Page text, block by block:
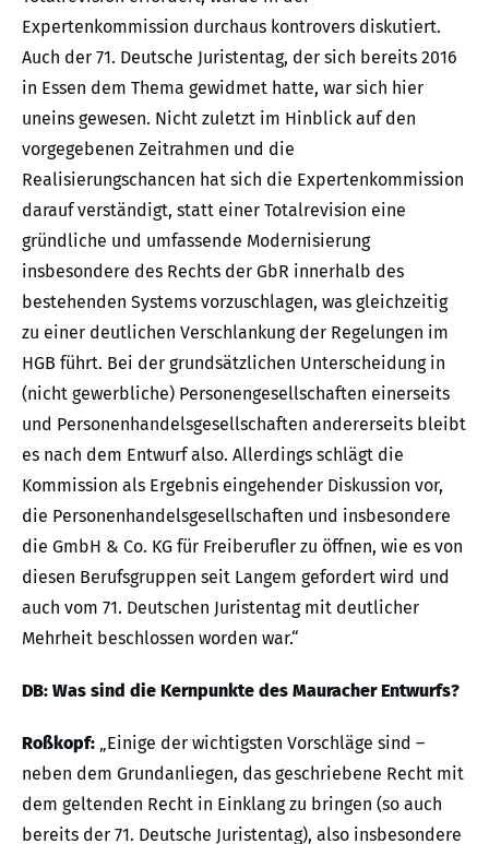
Expertenkommission durchaus kontrovers diskutiert.
Auch der 71. Deutsche Juristentag, der sich bereits 2016
in Essen dem Thema gewidmet hatte, war sich hier
uneins gewesen. Nicht zuletzt im Hinblick auf den
vorgegebenen Zeitrahmen und die
Realisierungschancen hat sich die Expertenkommission
darauf verständigt, statt einer Totalrevision eine
gründliche und umfassende Modernisierung
insbesondere des Rechts der GbR innerhalb des
bestehenden Systems vorzuschlagen, was gleichzeitig
zu einer deutlichen Verschlankung der Regelungen im
HGB führt. Bei der grundsätzlichen Unterscheidung in
(nicht gewerbliche) Personengesellschaften einerseits
und Personenhandelsgesellschaften andererseits bleibt
es nach dem Entwurf also. Allerdings schlägt die
Kommission als Ergebnis eingehender Diskussion vor,
die Personenhandelsgesellschaften und insbesondere
die GmbH & Co. KG für Freiberufler zu öffnen, wie es von
diesen Berufsgruppen seit Langem gefordert wird und
auch vom 71. Deutschen Juristentag mit deutlicher
Mehrheit beschlossen worden war.“
DB: Was sind die Kernpunkte des Mauracher Entwurfs?
Roßkopf: „Einige der wichtigsten Vorschläge sind –
neben dem Grundanliegen, das geschriebene Recht mit
dem geltenden Recht in Einklang zu bringen (so auch
bereits der 71. Deutsche Juristentag), also insbesondere